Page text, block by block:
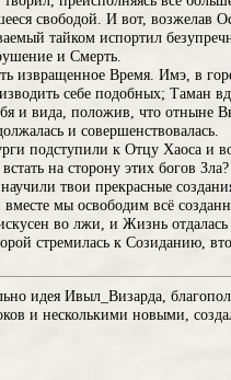
свободой. И вот,
тайком испортил
и Смерть.
извращенное Время. Имэ, в
себе подобных; Таман
и вида, положив, что отныне
и совершенствовалась.
подступили к Отцу Хаоса и
на сторону этих богов
твои прекрасные
мы освободим всё
во лжи, и Жизнь
стремилась к Созиданию,
идея Ивыл_Визарда,
и несколькими новыми,